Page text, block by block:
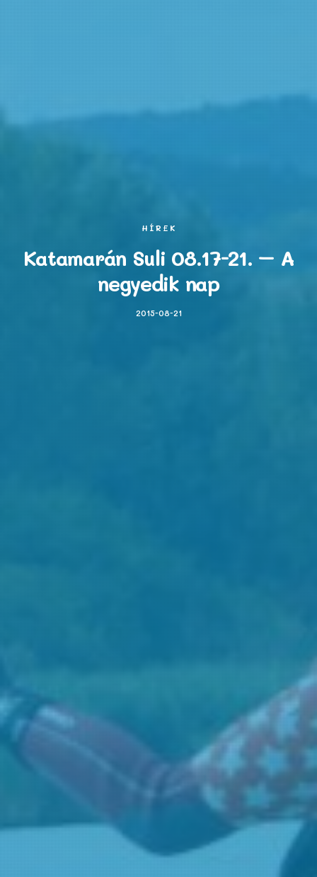
HÍREK
Katamarán Suli 08.17-21. – A
negyedik nap
2015-08-21